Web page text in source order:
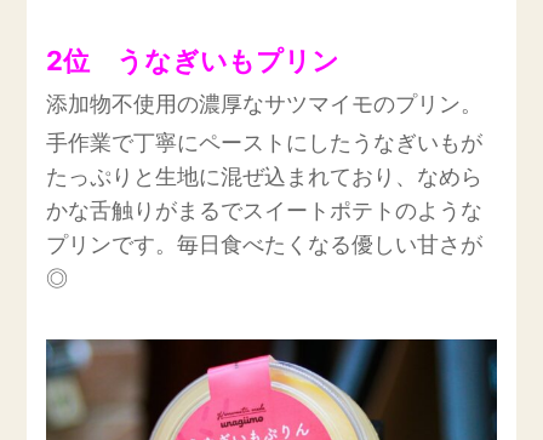
2位 うなぎいもプリン
添加物不使用の濃厚なサツマイモのプリン。
手作業で丁寧にペーストにしたうなぎいもが
たっぷりと生地に混ぜ込まれており、なめら
かな舌触りがまるでスイートポテトのような
プリンです。毎日食べたくなる優しい甘さが
◎